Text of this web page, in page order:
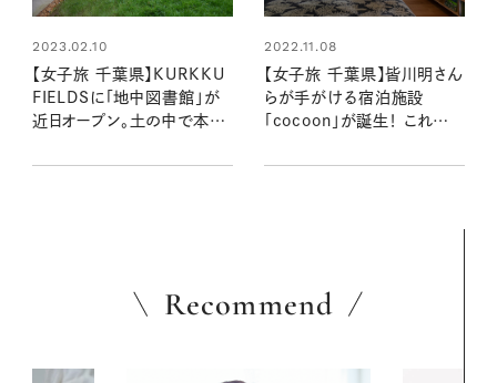
2023.02.10
【女子旅 千葉県】KURKKU
FIELDSに「地中図書館」が
近日オープン。土の中で本と
2022.11.08
【女子旅 千葉県】皆川明さん
らが手がける宿泊施設
「cocoon」が誕生！ これから
Recommend